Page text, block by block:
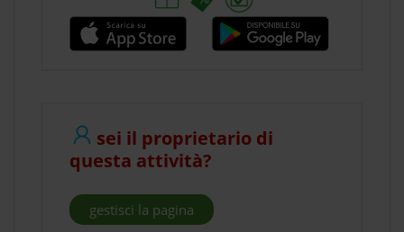
sei il proprietario di
questa attività?
gestisci la pagina